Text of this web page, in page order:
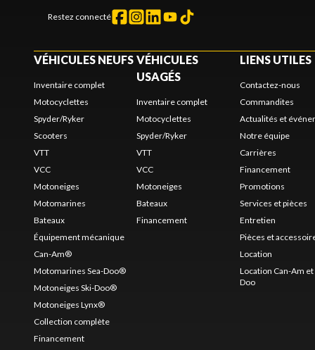
Restez connecté
VÉHICULES NEUFS
Inventaire complet
Motocyclettes
Spyder/Ryker
Scooters
VTT
VCC
Motoneiges
Motomarines
Bateaux
Équipement mécanique
Can-Am®
Motomarines Sea-Doo®
Motoneiges Ski-Doo®
Motoneiges Lynx®
Collection complète
Financement
VÉHICULES
USAGÉS
Inventaire complet
Motocyclettes
Spyder/Ryker
VTT
VCC
Motoneiges
Bateaux
Financement
LIENS UTILES
Contactez-nous
Commandites
Actualités et
Notre équipe
Carrières
Financement
Promotions
Services et pièces
Entretien
Pièces et
Location
Location Can-Am et
Doo